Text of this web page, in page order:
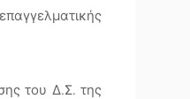
του Δ.Σ. της